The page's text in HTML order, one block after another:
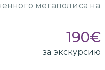
мегаполиса на
190€
за экскурсию